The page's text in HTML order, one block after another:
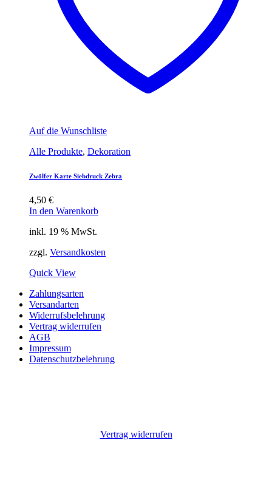
Auf die Wunschliste
Alle Produkte, Dekoration
Zwölfer Karte Siebdruck Zebra
4,50 €
In den Warenkorb
inkl. 19 % MwSt.
zzgl. Versandkosten
Quick View
Zahlungsarten
Versandarten
Widerrufsbelehrung
Vertrag widerrufen
AGB
Impressum
Datenschutzbelehrung
Vertrag widerrufen